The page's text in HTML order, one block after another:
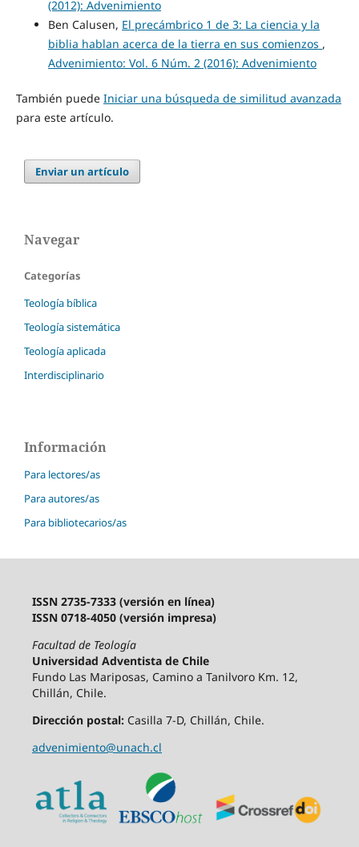
(2012): Advenimiento
Ben Calusen, El precámbrico 1 de 3: La ciencia y la
biblia hablan acerca de la tierra en sus comienzos ,
Advenimiento: Vol. 6 Núm. 2 (2016): Advenimiento
También puede Iniciar una búsqueda de similitud avanzada
para este artículo.
Enviar un artículo
Navegar
Categorías
Teología bíblica
Teología sistemática
Teología aplicada
Interdisciplinario
Información
Para lectores/as
Para autores/as
Para bibliotecarios/as
ISSN 2735-7333 (versión en línea)
ISSN 0718-4050 (versión impresa)
Facultad de Teología
Universidad Adventista de Chile
Fundo Las Mariposas, Camino a Tanilvoro Km. 12,
Chillán, Chile.
Dirección postal:Casilla 7-D, Chillán, Chile.
advenimiento@unach.cl